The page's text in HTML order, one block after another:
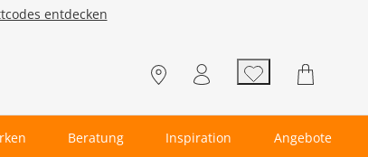
entdecken
Beratung Inspiration Angebote